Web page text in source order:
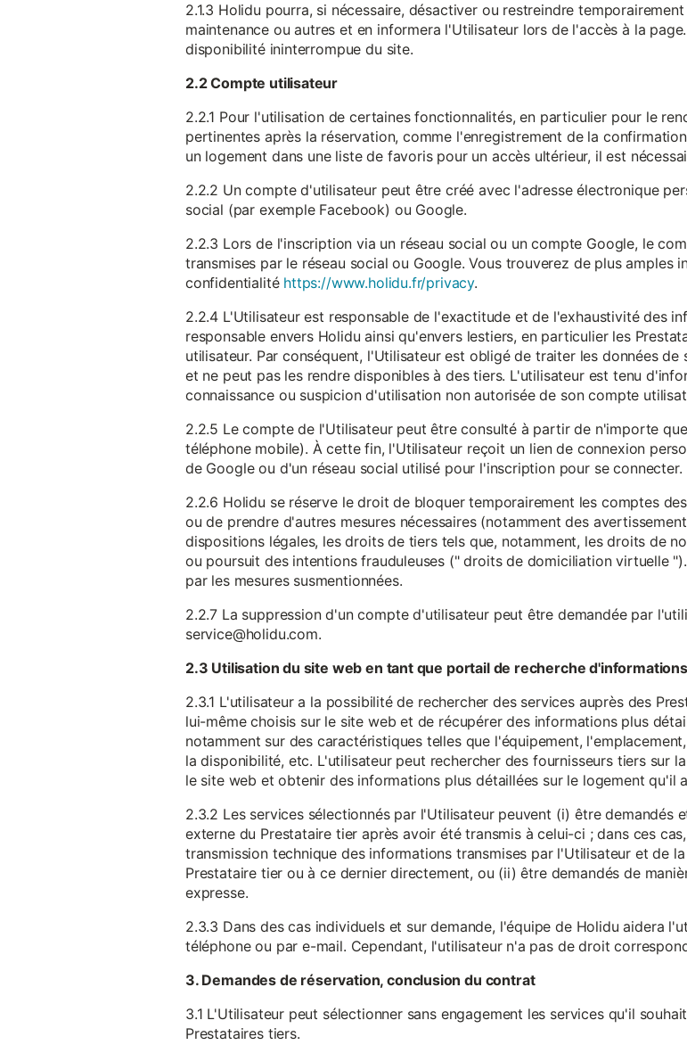
2.1.3 Holidu pourra, si nécessaire, désactiver ou restreindre
maintenance ou autres et en informera l'Utilisateur lors de l'accès à la
disponibilité ininterrompue du site.
2.2 Compte utilisateur
2.2.1 Pour l'utilisation de certaines fonctionnalités, en particulier pour le
pertinentes après la réservation, comme l'enregistrement de la
un logement dans une liste de favoris pour un accès ultérieur, il est
2.2.2 Un compte d'utilisateur peut être créé avec l'adresse électronique
social (par exemple Facebook) ou Google.
2.2.3 Lors de l'inscription via un réseau social ou un compte Google, le
transmises par le réseau social ou Google. Vous trouverez de plus amples
confidentialité https://www.holidu.fr/privacy.
2.2.4 L'Utilisateur est responsable de l'exactitude et de l'exhaustivité des
responsable envers Holidu ainsi qu'envers lestiers, en particulier les
utilisateur. Par conséquent, l'Utilisateur est obligé de traiter les données
et ne peut pas les rendre disponibles à des tiers. L'utilisateur est tenu
connaissance ou suspicion d'utilisation non autorisée de son compte
2.2.5 Le compte de l'Utilisateur peut être consulté à partir de n'importe
téléphone mobile). À cette fin, l'Utilisateur reçoit un lien de connexion
de Google ou d'un réseau social utilisé pour l'inscription pour se connecter.
2.2.6 Holidu se réserve le droit de bloquer temporairement les comptes
ou de prendre d'autres mesures nécessaires (notamment des
dispositions légales, les droits de tiers tels que, notamment, les droits de
ou poursuit des intentions frauduleuses (" droits de domiciliation virtuelle
par les mesures susmentionnées.
2.2.7 La suppression d'un compte d'utilisateur peut être demandée par
service@holidu.com.
2.3 Utilisation du site web en tant que portail de recherche
2.3.1 L'utilisateur a la possibilité de rechercher des services auprès des
lui-même choisis sur le site web et de récupérer des informations plus
notamment sur des caractéristiques telles que l'équipement,
la disponibilité, etc. L'utilisateur peut rechercher des fournisseurs tiers sur
le site web et obtenir des informations plus détaillées sur le logement qu'il
2.3.2 Les services sélectionnés par l'Utilisateur peuvent (i) être demandés
externe du Prestataire tier après avoir été transmis à celui-ci ; dans ces
transmission technique des informations transmises par l'Utilisateur et de
Prestataire tier ou à ce dernier directement, ou (ii) être demandés de
expresse.
2.3.3 Dans des cas individuels et sur demande, l'équipe de Holidu aidera
téléphone ou par e-mail. Cependant, l'utilisateur n'a pas de droit
3. Demandes de réservation, conclusion du contrat
3.1 L'Utilisateur peut sélectionner sans engagement les services qu'il
Prestataires tiers.